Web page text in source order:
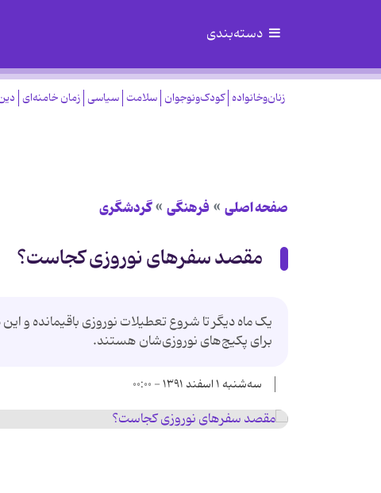
دسته‌بندی
زنان‌وخانواده کودک‌ونوجوان سلامت سیاسی زمان خامنه‌ای
صفحه اصلی فرهنگی گردشگری
مقصد سفرهای نوروزی کجاست؟
یک ماه دیگر تا شروع تعطیلات نوروزی باقیمانده و
برای پکیج‌های نوروزی‌شان هستند.
سه‌شنبه ۱ اسفند ۱۳۹۱ - ۰۰:۰۰